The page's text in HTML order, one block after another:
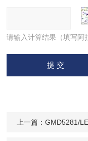
请输入计算结果（填写阿
上一篇：GMD5281/